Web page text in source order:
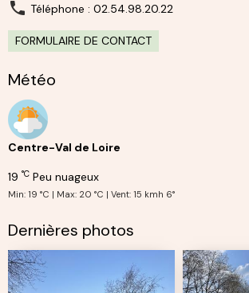
Téléphone : 02.54.98.20.22
FORMULAIRE DE CONTACT
Météo
Centre-Val de Loire
19 °C Peu nuageux
Min: 19 °C | Max: 20 °C | Vent: 15 kmh 6°
Dernières photos